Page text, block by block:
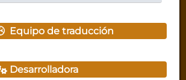
Equipo de traducción
Desarrolladora